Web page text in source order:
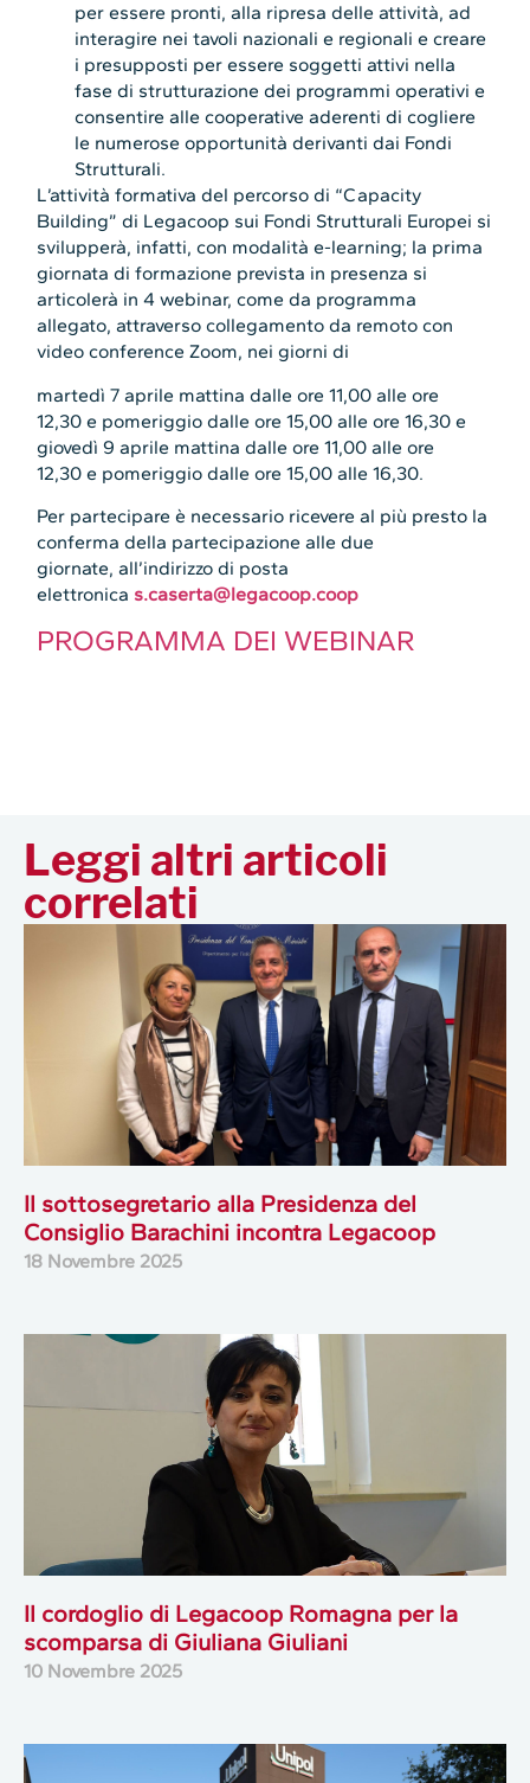
per essere pronti, alla ripresa delle attività, ad
interagire nei tavoli nazionali e regionali e creare
i presupposti per essere soggetti attivi nella
fase di strutturazione dei programmi operativi e
consentire alle cooperative aderenti di cogliere
le numerose opportunità derivanti dai Fondi
Strutturali.
L’attività formativa del percorso di “Capacity
Building” di Legacoop sui Fondi Strutturali Europei si
svilupperà, infatti, con modalità e-learning; la prima
giornata di formazione prevista in presenza si
articolerà in 4 webinar, come da programma
allegato, attraverso collegamento da remoto con
video conference Zoom, nei giorni di
martedì 7 aprile mattina dalle ore 11,00 alle ore
12,30 e pomeriggio dalle ore 15,00 alle ore 16,30 e
giovedì 9 aprile mattina dalle ore 11,00 alle ore
12,30 e pomeriggio dalle ore 15,00 alle 16,30.
Per partecipare è necessario ricevere al più presto la
conferma della partecipazione alle due
giornate, all’indirizzo di posta
elettronica s.caserta@legacoop.coop
PROGRAMMA DEI WEBINAR
Leggi altri articoli
correlati
Il sottosegretario alla Presidenza del
Consiglio Barachini incontra Legacoop
18 Novembre 2025
Il cordoglio di Legacoop Romagna per la
scomparsa di Giuliana Giuliani
10 Novembre 2025